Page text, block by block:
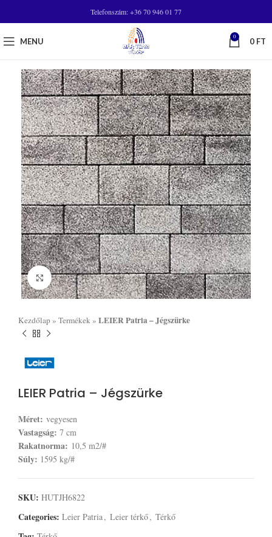
Telefonszám: +36 70 946 01 77
MENU 0 0 FT
Click to enlarge
Kezdőlap » Termékek » LEIER Patria – Jégszürke
LEIER Patria – Jégszürke
Méret: vegyesen
Vastagság: 7 cm
Rakatnorma: 10,5 m2/#
Súly: 1595 kg/#
SKU: HUTJH6822
Categories: Leier Patria, Leier térkő, Térkő